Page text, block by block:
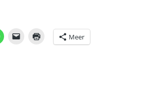
Meer